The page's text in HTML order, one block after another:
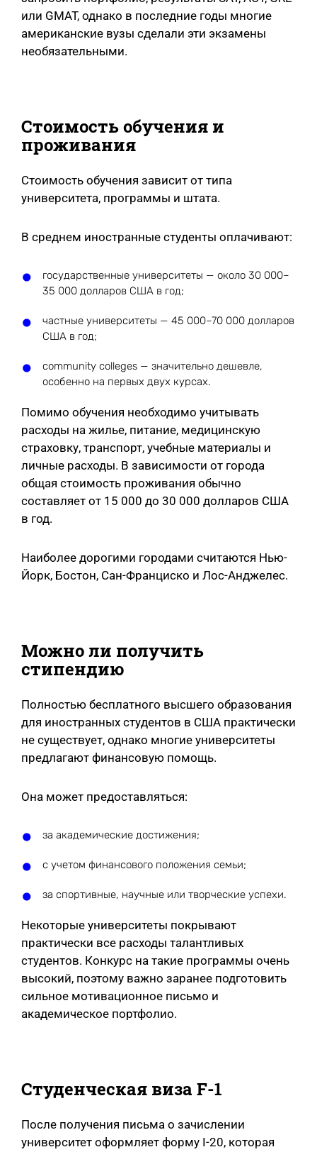
или GMAT, однако в последние годы многие
американские вузы сделали эти экзамены
необязательными.
Стоимость обучения и
проживания
Стоимость обучения зависит от типа
университета, программы и штата.
В среднем иностранные студенты оплачивают:
государственные университеты — около 30 000–
35 000 долларов США в год;
частные университеты — 45 000–70 000 долларов
США в год;
community colleges — значительно дешевле,
особенно на первых двух курсах.
Помимо обучения необходимо учитывать
расходы на жилье, питание, медицинскую
страховку, транспорт, учебные материалы и
личные расходы. В зависимости от города
общая стоимость проживания обычно
составляет от 15 000 до 30 000 долларов США
в год.
Наиболее дорогими городами считаются Нью-
Йорк, Бостон, Сан-Франциско и Лос-Анджелес.
Можно ли получить
стипендию
Полностью бесплатного высшего образования
для иностранных студентов в США практически
не существует, однако многие университеты
предлагают финансовую помощь.
Она может предоставляться:
за академические достижения;
с учетом финансового положения семьи;
за спортивные, научные или творческие успехи.
Некоторые университеты покрывают
практически все расходы талантливых
студентов. Конкурс на такие программы очень
высокий, поэтому важно заранее подготовить
сильное мотивационное письмо и
академическое портфолио.
Студенческая виза F-1
После получения письма о зачислении
университет оформляет форму I-20, которая